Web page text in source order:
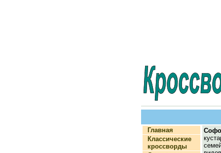
Главная
Классические
кроссворды